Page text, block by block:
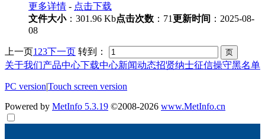
更多详情 - 点击下载
文件大小：301.96 Kb点击次数 ：71更新时间 ：2025-08-
08
上一页1 23下一页 转到：
关于我们产品中心下载中心新闻动态招贤纳士征信操守黑名单
PC version|Touch screen version
Powered by MetInfo 5.3.19 ©2008-2026 www.MetInfo.cn